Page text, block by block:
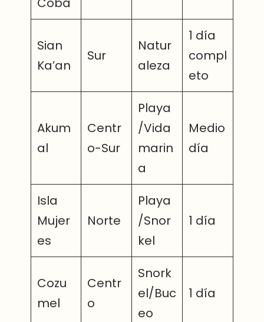
Sian
Ka’an
Sur
Natur
aleza
1 día
compl
eto
Akum
al
Centr
o-Sur
Playa
/Vida
marin
a
Medio
día
Isla
Mujer
es
Norte
Playa
/Snor
kel
1 día
Cozu
mel
Centr
o
Snork
el/Buc
eo
1 día